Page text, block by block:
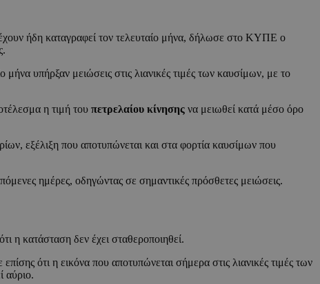
ήδη καταγραφεί τον τελευταίο μήνα, δήλωσε στο ΚΥΠΕ ο
υπήρξαν μειώσεις στις λιανικές τιμές των καυσίμων, με το
η τιμή του πετρελαίου κίνησης να μειωθεί κατά μέσο όρο
εξέλιξη που αποτυπώνεται και στα φορτία καυσίμων που
ημέρες, οδηγώντας σε σημαντικές πρόσθετες μειώσεις.
η κατάσταση δεν έχει σταθεροποιηθεί.
ότι η εικόνα που αποτυπώνεται σήμερα στις λιανικές τιμές των
αύριο.